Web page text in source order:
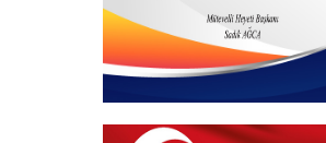
Hayırlı Bayramlar